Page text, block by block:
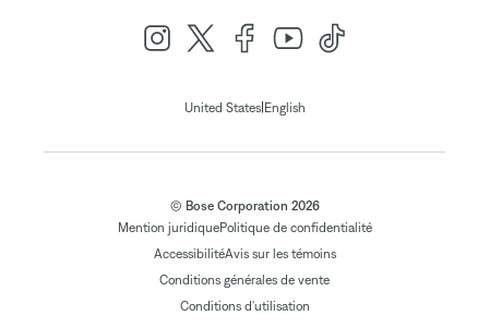
United States| English
© Bose Corporation 2026
Mention juridiquePolitique de confidentialité
AccessibilitéAvis sur les témoins
Conditions générales de vente
Conditions d'utilisation